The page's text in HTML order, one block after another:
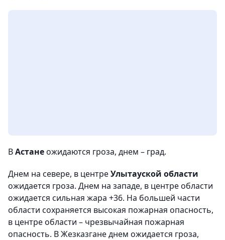
ВАстанеожидаются гроза, днем – град.
Днем на севере, в центреУлытауской области
ожидается гроза. Днем на западе, в центре области
ожидается сильная жара +36. На большей части
области сохраняется высокая пожарная опасность,
в центре области – чрезвычайная пожарная
опасность. В Жезказгане днем ожидается гроза,